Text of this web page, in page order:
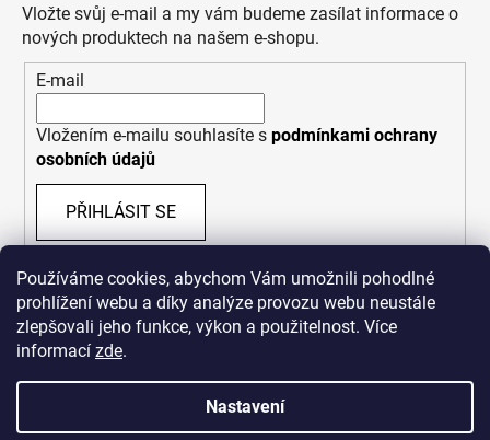
Používáme cookies, abychom Vám umožnili pohodlné
prohlížení webu a díky analýze provozu webu neustále
zlepšovali jeho funkce, výkon a použitelnost. Více
informací zde.
Nastavení
Vložte svůj e-mail a my vám budeme zasílat informace o
nových produktech na našem e-shopu.
E-mail
Vložením e-mailu souhlasíte s podmínkami ochrany
osobních údajů
PŘIHLÁSIT SE